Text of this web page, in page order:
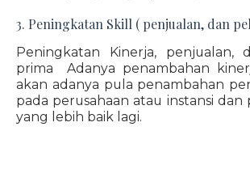
3. Peningkatan Skill ( penjualan, dan
Peningkatan Kinerja, penjualan,
prima Adanya penambahan
akan adanya pula penambahan
pada perusahaan atau instansi dan
yang lebih baik lagi.